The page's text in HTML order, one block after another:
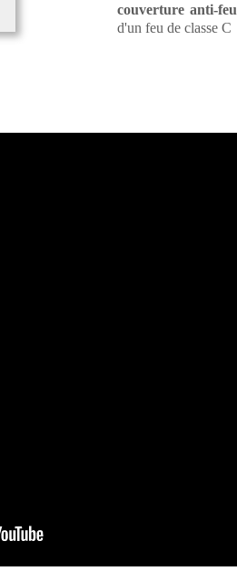
couverture anti-feu
d'un feu de classe C